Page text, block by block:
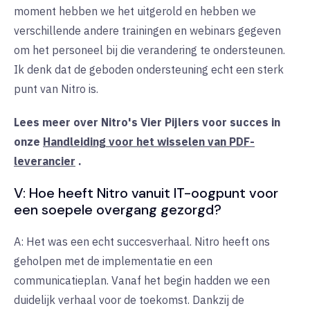
moment hebben we het uitgerold en hebben we
verschillende andere trainingen en webinars gegeven
om het personeel bij die verandering te ondersteunen.
Ik denk dat de geboden ondersteuning echt een sterk
punt van Nitro is.
Lees meer over Nitro's Vier Pijlers voor succes in
onze Handleiding voor het wisselen van PDF-
leverancier .
V: Hoe heeft Nitro vanuit IT-oogpunt voor
een soepele overgang gezorgd?
A: Het was een echt succesverhaal. Nitro heeft ons
geholpen met de implementatie en een
communicatieplan. Vanaf het begin hadden we een
duidelijk verhaal voor de toekomst. Dankzij de